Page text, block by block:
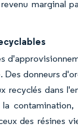
marginal
donneurs
recyclés dans
contamination,
des résines